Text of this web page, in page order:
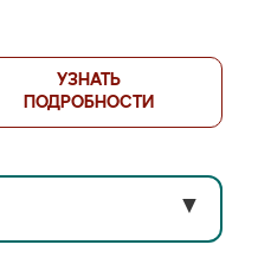
УЗНАТЬ
ПОДРОБНОСТИ
▼